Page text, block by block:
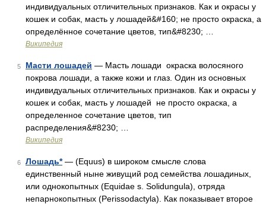
индивидуальных отличительных признаков. Как и окрасы у
кошек и собак, масть у лошадей&#160; не просто окраска, а
определённое сочетание цветов, тип&#8230; …
Википедия
5 Масти лошадей — Масть лошади окраска волосяного
покрова лошади, а также кожи и глаз. Один из основных
индивидуальных отличительных признаков. Как и окрасы у
кошек и собак, масть у лошадей не просто окраска, а
определенное сочетание цветов, тип
распределения&#8230; …
Википедия
6 Лошадь*— (Equus) в широком смысле слова
единственный ныне живущий род семейства лошадиных,
или однокопытных (Equidae s. Solidungula), отряда
непарнокопытных (Perissodactyla). Как показывает второе